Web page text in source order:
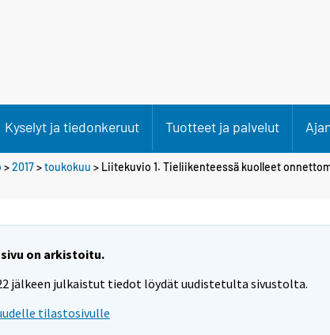
Kyselyt ja tiedonkeruut Tuotteet ja palvelut
>2017>toukokuu > Liitekuvio 1. Tieliikenteessä kuolleet
sivu on arkistoitu.
jälkeen julkaistut tiedot löydät uudistetulta sivustolta.
tilastosivulle